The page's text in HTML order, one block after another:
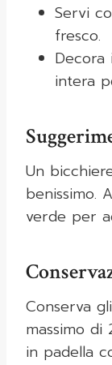
Servi
fresco.
Decora
intera
Un
benissimo.
verde per
Conserva
massimo di
in padella